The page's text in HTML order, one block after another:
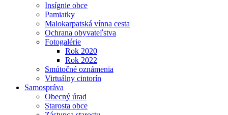
Insígnie obce
Pamiatky
Malokarpatská vínna cesta
Ochrana obyvateľstva
Fotogalérie
Rok 2020
Rok 2022
Smútočné oznámenia
Virtuálny cintorín
Samospráva
Obecný úrad
Starosta obce